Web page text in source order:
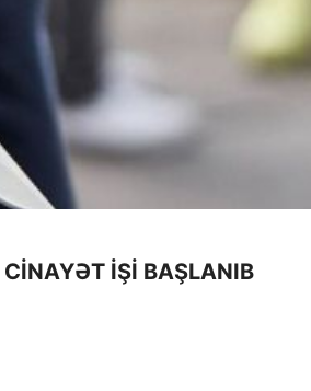
İŞİ BAŞLANIB